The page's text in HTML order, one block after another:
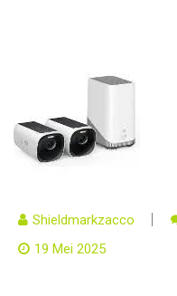
Shieldmarkzacco
19 Mei 2025